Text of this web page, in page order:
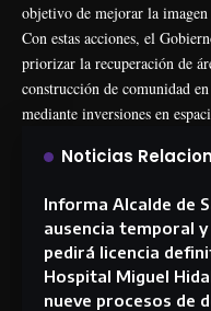
objetivo de mejorar la
Con estas acciones, el
priorizar la recuperación de
construcción de comunidad
mediante inversiones en
Noticias
Informa Alcalde de
ausencia temporal
pedirá licencia
Hospital Miguel
nueve procesos de